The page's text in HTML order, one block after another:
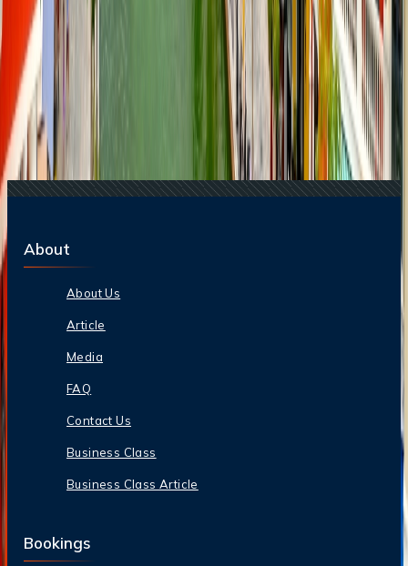
09 Apr, 2026
Una Guía Completa Sobre Siete Maravillas Del
Mundo
20 Aug, 2025
Cómo Experimentar La Temporada De Flor De
Cerezo En Japón Como Un Local
26 May, 2026
Viajar sin vaciar tu cuenta: los 10 destinos
internacionales más asequibles desde Estados Unidos
15 Jan, 2026
Festivales Culturales Que Atraen A Turistas A
Los Emiratos Ã?rabes Unidos
05 Sep, 2025
Principales Destinos Emergentes Para Viajeros
Globales En 2025
About
About Us
Article
Media
FAQ
Contact Us
Business Class
Business Class Article
Bookings